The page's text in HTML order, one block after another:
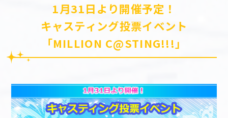
1月31日より開催予定！
キャスティング投票イベント
「MILLION C@STING!!!」